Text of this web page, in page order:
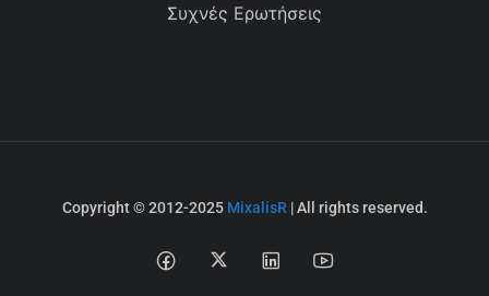
Συχνές Ερωτήσεις
Copyright © 2012-2025 MixalisR | All rights reserved.